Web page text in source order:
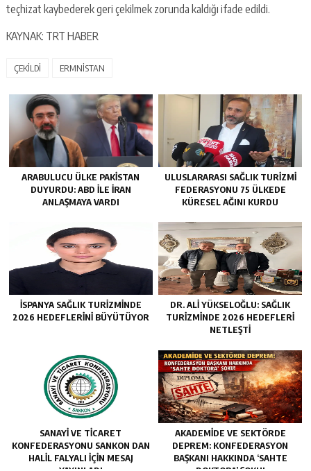
teçhizat kaybederek geri çekilmek zorunda kaldığı ifade edildi.
KAYNAK: TRT HABER
ÇEKİLDİ ERMNİSTAN
ARABULUCU ÜLKE PAKISTAN
DUYURDU: ABD ILE İRAN
ANLAŞMAYA VARDI
ULUSLARARASI SAĞLIK TURIZMI
FEDERASYONU 75 ÜLKEDE
KÜRESEL AĞINI KURDU
İSPANYA SAĞLIK TURIZMINDE
2026 HEDEFLERINI BÜYÜTÜYOR
DR. ALI YÜKSELOĞLU: SAĞLIK
TURIZMINDE 2026 HEDEFLERI
NETLEŞTI
SANAYİ VE TİCARET
KONFEDERASYONU SANKON DAN
HALİL FALYALI İÇİN MESAJ
AKADEMİDE VE SEKTÖRDE
DEPREM: KONFEDERASYON
BAŞKANI HAKKINDA ‘SAHTE